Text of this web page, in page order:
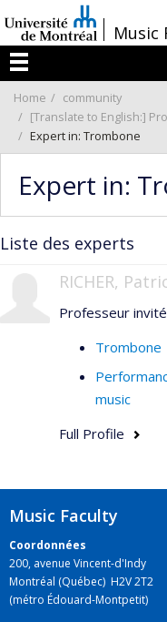
au
contenu
/Music
Menu
Home
community
[Translate to English:]
Expert in: Trombone
Expert in:
Liste des experts
RICHER,
Professeur invité
Trombone
music
Full Profile
Music Faculty
Coordonnées
200, avenue Vincent-d'Indy
Montréal (Québec) H2V 2T2
(métro Édouard-Montpetit)